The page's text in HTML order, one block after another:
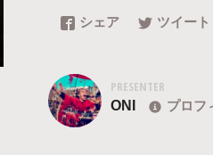
シェア ツイート
PRESENTER
ONI プロフ